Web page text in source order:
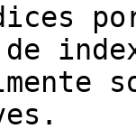
de